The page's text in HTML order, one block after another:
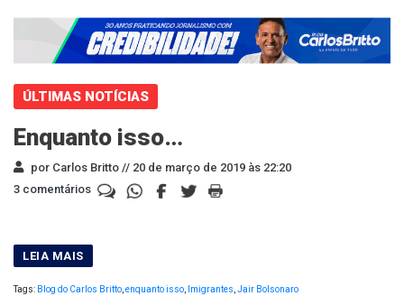
ÚLTIMAS NOTÍCIAS
Enquanto isso…
por Carlos Britto // 20 de março de 2019 às 22:20
3 comentários
Tags: Blog do Carlos Britto enquanto isso Imigrantes Jair Bolsonaro